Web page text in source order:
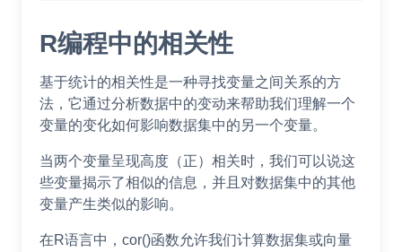
R编程中的相关性
基于统计的相关性是一种寻找变量之间关系的方
法，它通过分析数据中的变动来帮助我们理解一个
变量的变化如何影响数据集中的另一个变量。
当两个变量呈现高度（正）相关时，我们可以说这
些变量揭示了相似的信息，并且对数据集中的其他
变量产生类似的影响。
在R语言中，cor()函数允许我们计算数据集或向量